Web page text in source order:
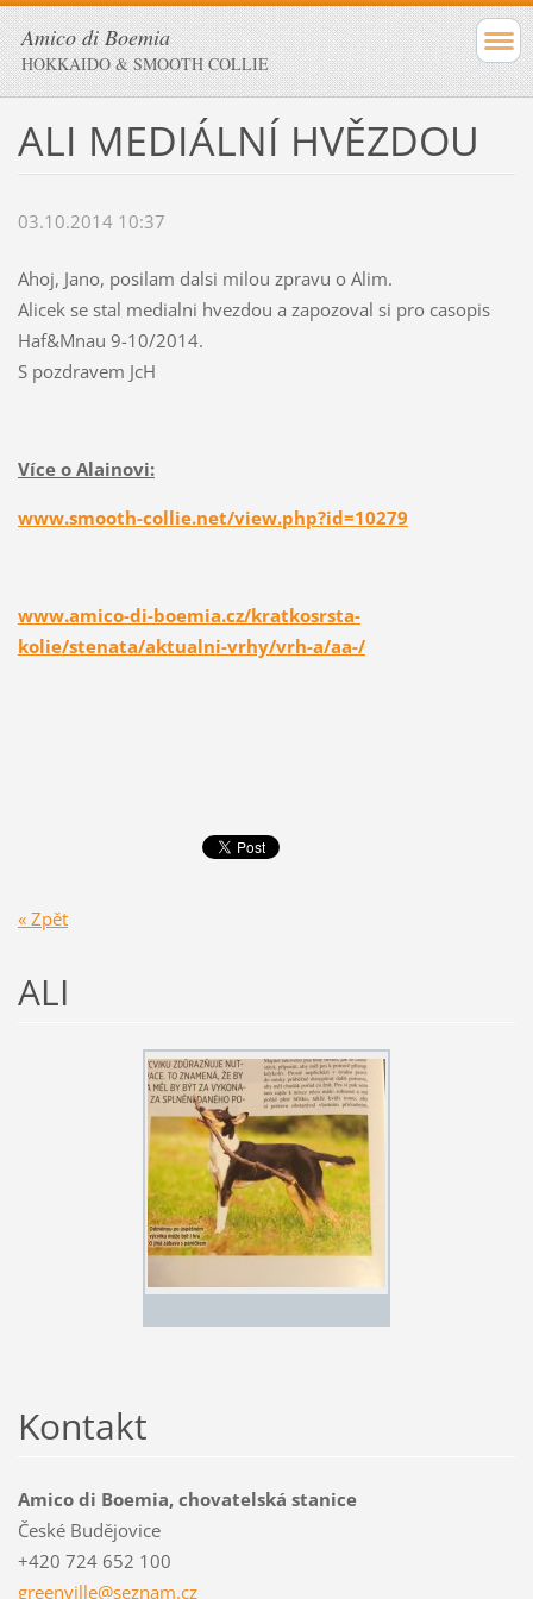
Amico di Boemia
HOKKAIDO & SMOOTH COLLIE
ALI MEDIÁLNÍ HVĚZDOU
03.10.2014 10:37
Ahoj, Jano, posilam dalsi milou zpravu o Alim.
Alicek se stal medialni hvezdou a zapozoval si pro casopis
Haf&Mnau 9-10/2014.
S pozdravem JcH
Více o Alainovi:
www.smooth-collie.net/view.php?id=10279
www.amico-di-boemia.cz/kratkosrsta-
kolie/stenata/aktualni-vrhy/vrh-a/aa-/
« Zpět
ALI
Kontakt
Amico di Boemia, chovatelská stanice
České Budějovice
+420 724 652 100
greenville@seznam.cz